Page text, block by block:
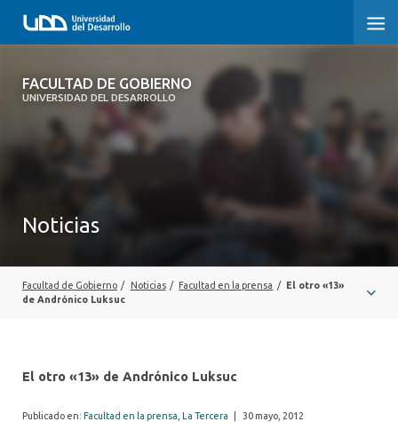
FACULTAD DE GOBIERNO
UNIVERSIDAD DEL DESARROLLO
FACULTAD DE GOBIERNO
EXTENSIÓN
Noticias
Facultad de Gobierno / Noticias / Facultad en la prensa /
El otro «13»
de Andrónico Luksuc
El otro «13» de Andrónico Luksuc
Publicado en: Facultad en la prensa La Tercera 30 mayo, 2012